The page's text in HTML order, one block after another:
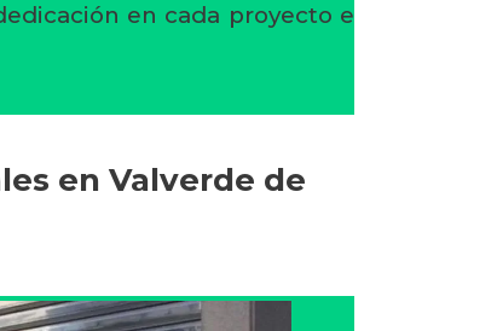
en cada proyecto e
en Valverde de